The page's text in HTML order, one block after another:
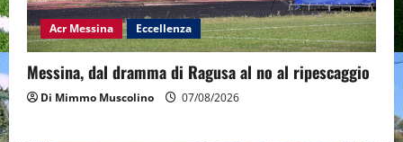
Acr Messina Eccellenza
Messina, dal dramma di Ragusa al no al ripescaggio
Di Mimmo Muscolino 07/08/2026